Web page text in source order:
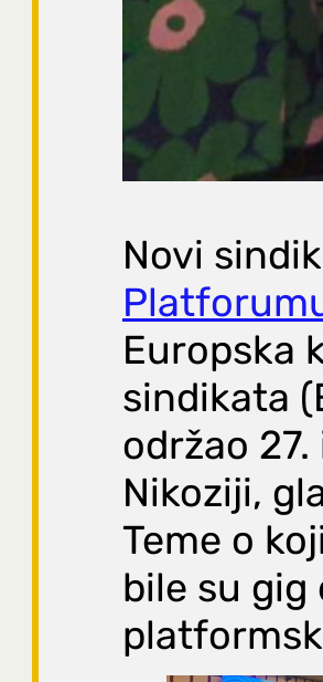
Novi
Europska
sindikata
održao
Nikoziji,
Teme o
bile su gig